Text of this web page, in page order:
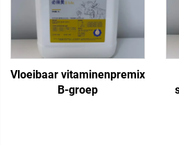
Vloeibaar vitaminenpremix
B-groep